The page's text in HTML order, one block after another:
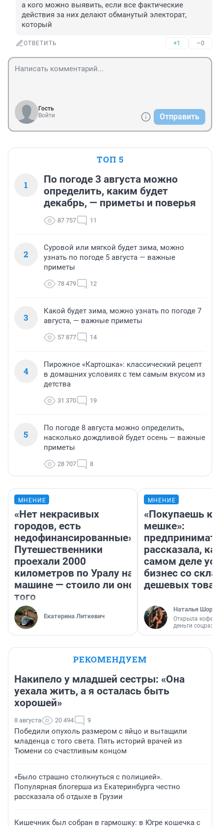
а кого можно выявить, если все фактические
действия за них делают обманутый электорат,
который
ОТВЕТИТЬ +1 –0
Гость
Войти
Отправить
ТОП 5
1
По погоде 3 августа можно
определить, каким будет
декабрь, — приметы и поверья
87 757 11
2
Суровой или мягкой будет зима, можно
узнать по погоде 5 августа — важные
приметы
78 479 12
3
Какой будет зима, можно узнать по погоде 7
августа, — важные приметы
57 877 14
4
Пирожное «Картошка»: классический рецепт
в домашних условиях с тем самым вкусом из
детства
31 370 19
5
По погоде 8 августа можно определить,
насколько дождливой будет осень — важные
приметы
28 707 8
МНЕНИЕ
«Нет некрасивых
городов, есть
недофинансированные».
Путешественники
проехали 2000
километров по Уралу на
машине — стоило ли оно
того
Екатерина Литкевич
МНЕНИЕ
«Покупаешь
мешке»:
рассказала,
самом деле
бизнес со
дешевых
Наталья
Открыла
деньги
РЕКОМЕНДУЕМ
Накипело у младшей сестры: «Она
уехала жить, а я осталась быть
хорошей»
8 августа 20 494 9
Победили опухоль размером с яйцо и вытащили
младенца с того света. Пять историй врачей из
Тюмени со счастливым концом
«Было страшно столкнуться с полицией».
Популярная блогерша из Екатеринбурга честно
рассказала об отдыхе в Грузии
Кишечник был собран в гармошку: в Югре кошечка с